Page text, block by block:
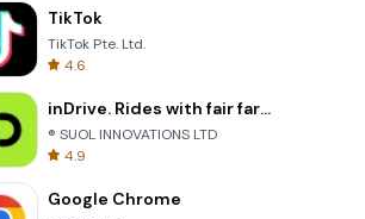
TikTok
TikTok Pte. Ltd.
4.6
inDrive. Rides with fair fares
® SUOL INNOVATIONS LTD
4.9
Google Chrome